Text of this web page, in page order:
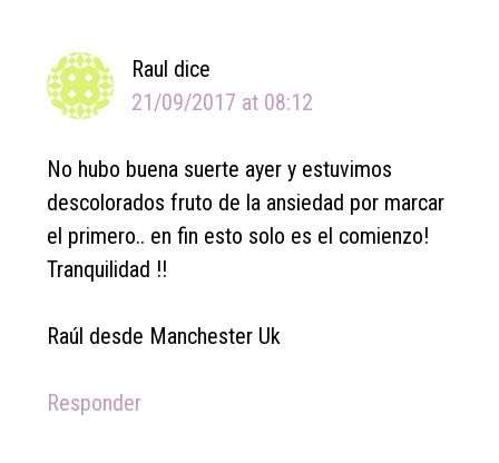
Raul dice
21/09/2017 at 08:12
No hubo buena suerte ayer y estuvimos
descolorados fruto de la ansiedad por marcar
el primero.. en fin esto solo es el comienzo!
Tranquilidad !!
Raúl desde Manchester Uk
Responder